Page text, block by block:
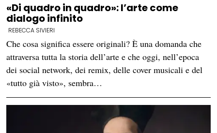
«Di quadro in quadro»: l’arte come
dialogo infinito
REBECCA SIVIERI
Che cosa significa essere originali? È una domanda che
attraversa tutta la storia dell’arte e che oggi, nell’epoca
dei social network, dei remix, delle cover musicali e del
«tutto già visto», sembra…